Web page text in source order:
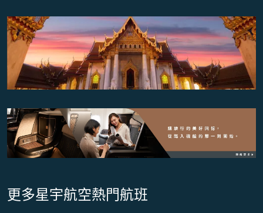
更多星宇航空熱門航班